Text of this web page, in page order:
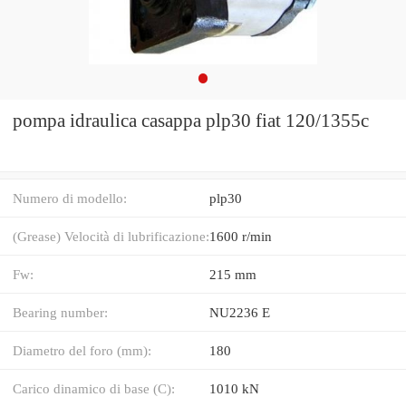
pompa idraulica casappa plp30 fiat 120/1355c
Numero di modello: plp30
(Grease) Velocità di lubrificazione:1600 r/min
Fw: 215 mm
Bearing number: NU2236 E
Diametro del foro (mm): 180
Carico dinamico di base (C): 1010 kN